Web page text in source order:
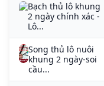
Bạch thủ lô khung
2 ngày chính xác -
Lô...
Song thủ lô nuôi
khung 2 ngày-soi
cầu...